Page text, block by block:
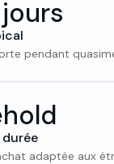
pendant
adaptée aux